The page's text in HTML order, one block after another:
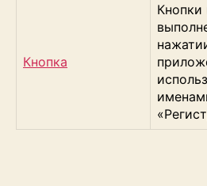
Кнопка
Кнопки